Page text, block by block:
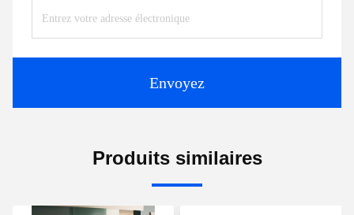
Envoyez
Produits similaires